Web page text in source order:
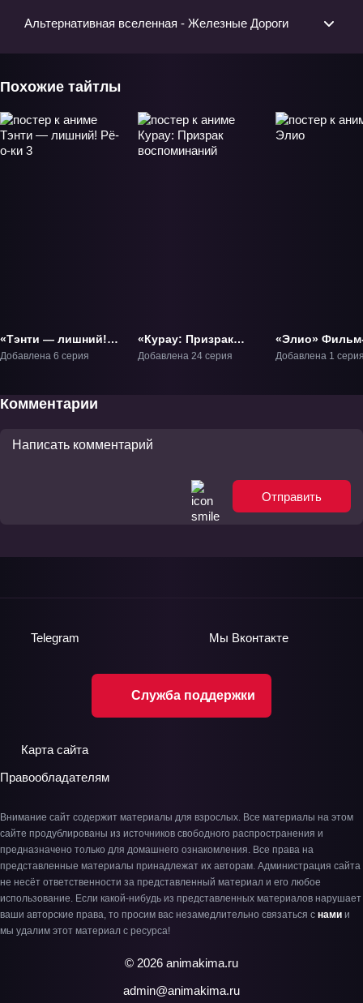
Альтернативная вселенная - Железные Дороги
Похожие тайтлы
«Тэнти — лишний!
Рё-о-ки 3» ОВА-5
Добавлена 6 серия
«Курау: Призрак
воспоминаний» ТВ-1
Добавлена 24 серия
«Элио»
Добавлена 1
Комментарии
Отправить
Служба поддержки
Telegram Мы Вконтакте
Карта сайта
Правообладателям
Внимание сайт содержит материалы для взрослых. Все материалы на этом
сайте продублированы из источников свободного распространения и
предназначено только для домашнего ознакомления. Все права на
представленные материалы принадлежат их авторам. Администрация сайта
не несёт ответственности за представленный материал и его любое
использование. Если какой-нибудь из представленных материалов нарушает
ваши авторские права, то просим вас незамедлительно связаться с нами и
мы удалим этот материал с ресурса!
© 2026 animakima.ru
admin@animakima.ru